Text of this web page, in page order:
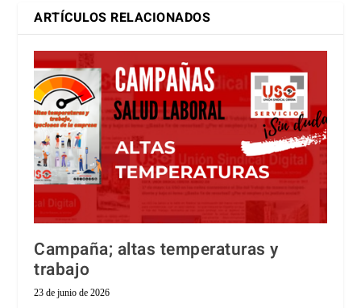
ARTÍCULOS RELACIONADOS
Campaña; altas temperaturas y
trabajo
23 de junio de 2026